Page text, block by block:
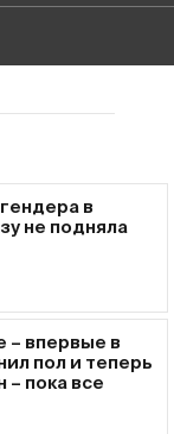
в
не подняла
– впервые в
пол и теперь
пока все